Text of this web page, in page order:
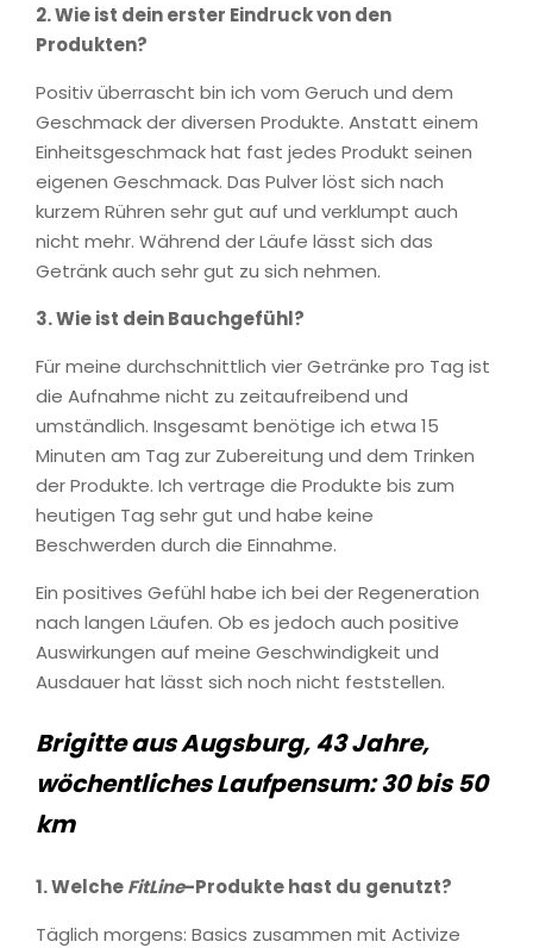
2. Wie ist dein erster Eindruck von den
Produkten?
Positiv überrascht bin ich vom Geruch und dem
Geschmack der diversen Produkte. Anstatt einem
Einheitsgeschmack hat fast jedes Produkt seinen
eigenen Geschmack. Das Pulver löst sich nach
kurzem Rühren sehr gut auf und verklumpt auch
nicht mehr. Während der Läufe lässt sich das
Getränk auch sehr gut zu sich nehmen.
3.Wie ist dein Bauchgefühl?
Für meine durchschnittlich vier Getränke pro Tag ist
die Aufnahme nicht zu zeitaufreibend und
umständlich. Insgesamt benötige ich etwa 15
Minuten am Tag zur Zubereitung und dem Trinken
der Produkte. Ich vertrage die Produkte bis zum
heutigen Tag sehr gut und habe keine
Beschwerden durch die Einnahme.
Ein positives Gefühl habe ich bei der Regeneration
nach langen Läufen. Ob es jedoch auch positive
Auswirkungen auf meine Geschwindigkeit und
Ausdauer hat lässt sich noch nicht feststellen.
Brigitte aus Augsburg, 43 Jahre,
wöchentliches Laufpensum: 30 bis 50
km
1. WelcheFitLine-Produkte hast du genutzt?
Täglich morgens: Basics zusammen mit Activize